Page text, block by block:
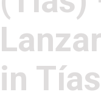
in Tías